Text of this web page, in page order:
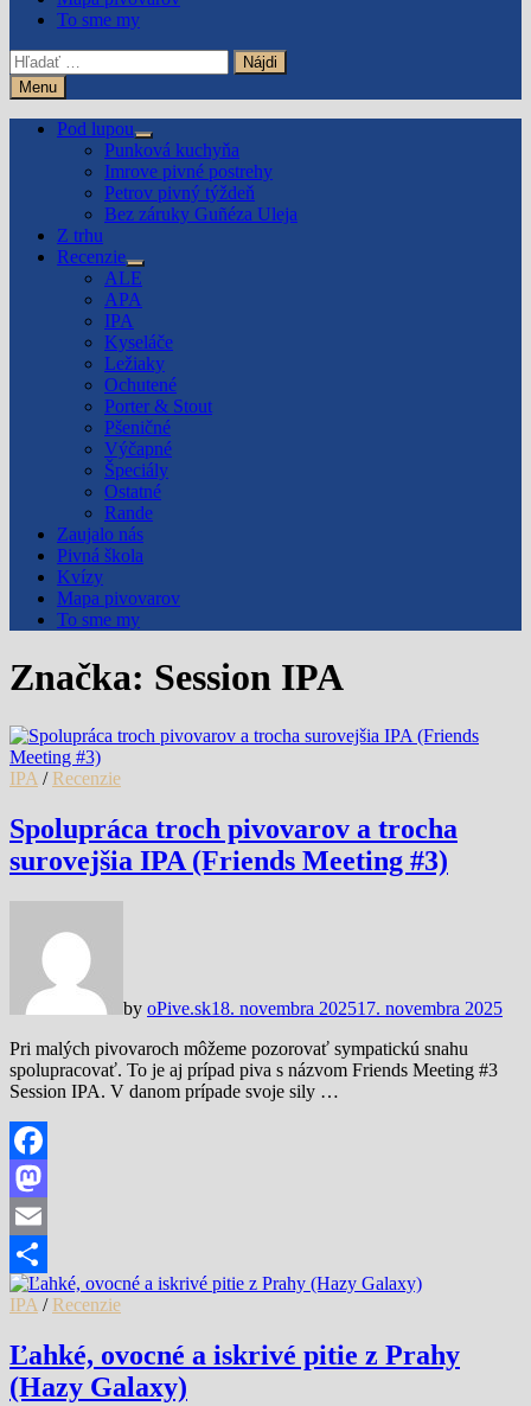
To sme my
Hľadať:
Menu
Pod lupou
Show
sub
menu
Punková kuchyňa
Imrove pivné postrehy
Petrov pivný týždeň
Bez záruky Guñéza Uleja
Z trhu
Recenzie
Show
sub
menu
ALE
APA
IPA
Kyseláče
Ležiaky
Ochutené
Porter & Stout
Pšeničné
Výčapné
Špeciály
Ostatné
Rande
Zaujalo nás
Pivná škola
Kvízy
Mapa pivovarov
To sme my
Značka: Session IPA
IPA / Recenzie
Spolupráca troch pivovarov a trocha
surovejšia IPA (Friends Meeting #3)
by oPive.sk18. novembra 202517. novembra 2025
Pri malých pivovaroch môžeme pozorovať sympatickú snahu
spolupracovať. To je aj prípad piva s názvom Friends Meeting #3
Session IPA. V danom prípade svoje sily …
Facebook
Mastodon
Email
Share
IPA / Recenzie
Ľahké, ovocné a iskrivé pitie z Prahy
(Hazy Galaxy)